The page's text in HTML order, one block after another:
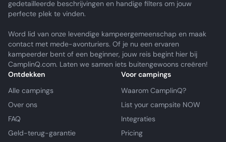
gedetailleerde beschrijvingen en handige filters om jouw
perfecte plek te vinden.
Word lid van onze levendige kampeergemeenschap en maak
contact met mede-avonturiers. Of je nu een ervaren
kampeerder bent of een beginner, jouw reis begint hier bij
CamplinQ.com. Laten we samen iets buitengewoons creëren!
Ontdekken
Alle campings
Over ons
FAQ
Geld-terug-garantie
Voor campings
Waarom CamplinQ?
List your campsite NOW
Integraties
Pricing